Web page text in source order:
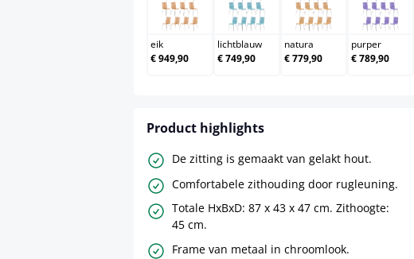
eik
eik
€ 949,90
lichtblauw
lichtblauw
€ 749,90
natura
natura
€ 779,90
purper
purper
€ 789,90
Product highlights
De zitting is gemaakt van gelakt hout.
Comfortabele zithouding door rugleuning.
Totale HxBxD: 87 x 43 x 47 cm. Zithoogte:
45 cm.
Frame van metaal in chroomlook.